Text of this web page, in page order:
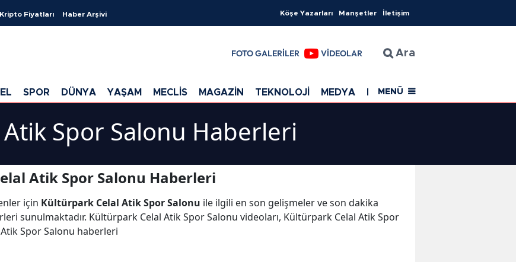
Kripto Fiyatları Haber Arşivi Köşe Yazarları Manşetler İletişim
FOTO GALERİLER VİDEOLAR Ara
SPOR DÜNYA YAŞAM MECLİS MAGAZİN TEKNOLOJİ MEDYA EĞİTİM SAĞLIK
MENÜ
Spor Salonu Haberleri
Atik Spor Salonu Haberleri
için Kültürpark Celal Atik Spor Salonu ile ilgili en son gelişmeler ve son dakika
sunulmaktadır. Kültürpark Celal Atik Spor Salonu videoları, Kültürpark Celal Atik Spor
Spor Salonu haberleri